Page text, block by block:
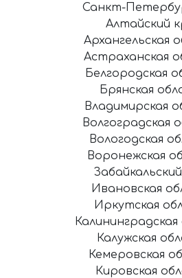
Санкт-
Алтайский
Архангельская
Астраханская
Белгородская
Брянская
Владимирская
Волгоградская
Вологодская
Воронежская
Ивановская
Иркутская
Калужская
Кемеровская
Кировская